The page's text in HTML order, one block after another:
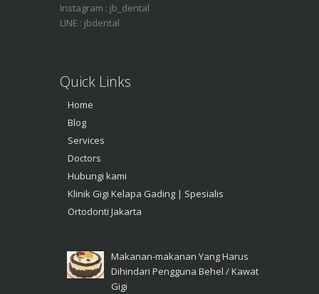
Instagram : jb_dental
LINE : jbdental
Quick Links
Home
Blog
Services
Doctors
Hubungi kami
Klinik Gigi Kelapa Gading | Spesialis
Ortodonti Jakarta
Makanan-makanan Yang Harus
Dihindari Pengguna Behel / Kawat
Gigi